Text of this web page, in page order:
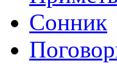
Сонник